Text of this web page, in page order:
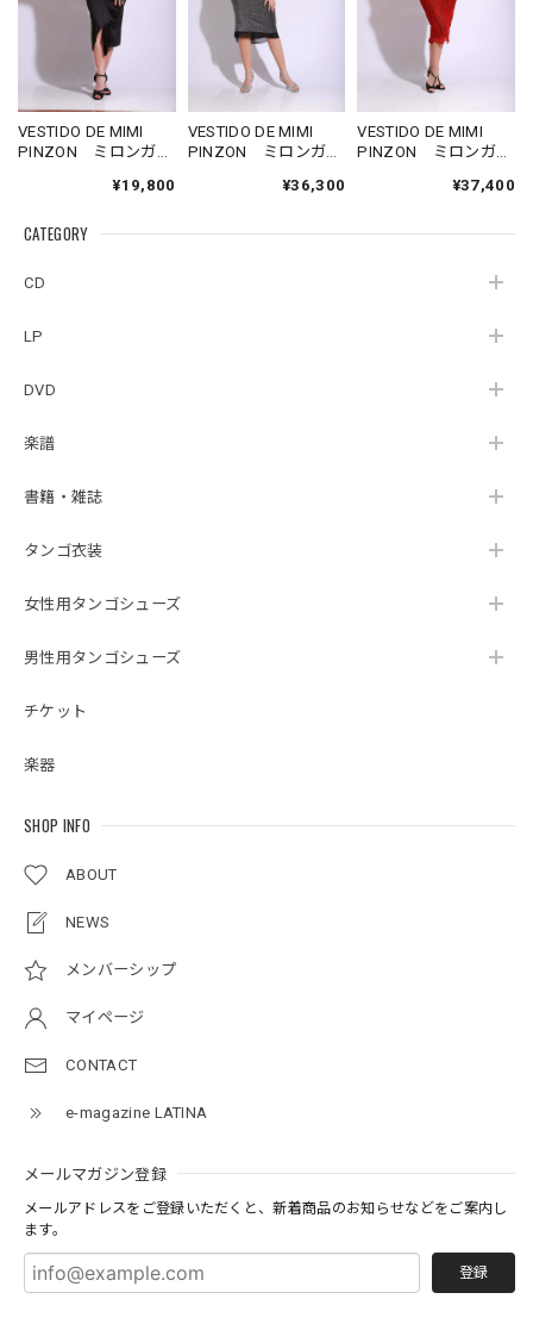
CATEGORY
CD
LP
DVD
楽譜
書籍・雑誌
タンゴ衣装
女性用タンゴシューズ
男性用タンゴシューズ
チケット
楽器
SHOP INFO
ABOUT
NEWS
メンバーシップ
マイページ
CONTACT
e-magazine LATINA
メールマガジン登録
メールアドレスをご登録いただくと、新着商品のお知らせなどをご案内し
ます。
登録
VESTIDO DE MIMI
PINZON ミロンガ
カート Mサイズ¥19,800
VESTIDO DE MIMI
PINZON ミロンガ
トレッチ定番デザイ
ズ
¥36,300
VESTIDO DE MIMI
PINZON ミロンガ
テタイトワンピー¥37,400